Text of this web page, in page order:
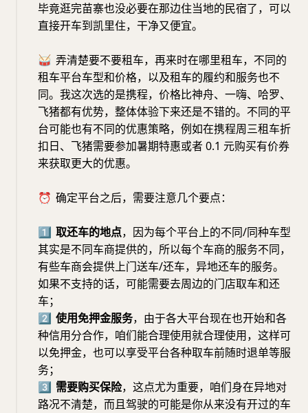
毕竟逛完苗寨也没必要在那边住当地的民宿了，可以
直接开车到凯里住，干净又便宜。
🥁 弄清楚要不要租车，再来时在哪里租车，不同的
租车平台车型和价格，以及租车的履约和服务也不
同。我这次选的是携程，价格比神舟、一嗨、哈罗、
飞猪都有优势，整体体验下来还是不错的。不同的平
台可能也有不同的优惠策略，例如在携程周三租车折
扣日、飞猪需要参加暑期特惠或者 0.1 元购买有价券
来获取更大的优惠。
⏰ 确定平台之后，需要注意几个要点：
1⃣️ 取还车的地点，因为每个平台上的不同/同种车型
其实是不同车商提供的，所以每个车商的服务不同，
有些车商会提供上门送车/还车，异地还车的服务。
如果不支持的话，可能需要去周边的门店取车和还
车；
2⃣️ 使用免押金服务，由于各大平台现在也开始和各
种信用分合作，咱们能合理使用就合理使用，这样可
以免押金，也可以享受平台各种取车前随时退单等服
务；
3⃣️ 需要购买保险，这点尤为重要，咱们身在异地对
路况不清楚，而且驾驶的可能是你从来没有开过的车